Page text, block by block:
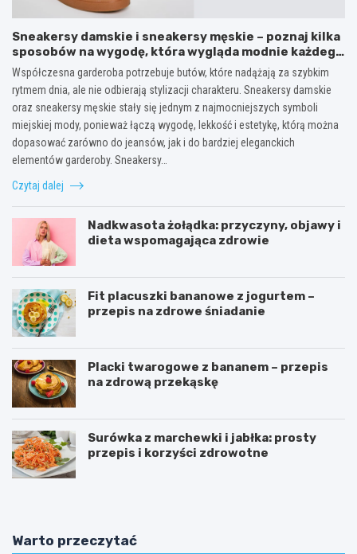
Sneakersy damskie i sneakersy męskie – poznaj kilka
sposobów na wygodę, która wygląda modnie każdego
dnia
Współczesna garderoba potrzebuje butów, które nadążają za szybkim
rytmem dnia, ale nie odbierają stylizacji charakteru. Sneakersy damskie
oraz sneakersy męskie stały się jednym z najmocniejszych symboli
miejskiej mody, ponieważ łączą wygodę, lekkość i estetykę, którą można
dopasować zarówno do jeansów, jak i do bardziej eleganckich
elementów garderoby. Sneakersy…
Czytaj dalej
Nadkwasota żołądka: przyczyny, objawy i
dieta wspomagająca zdrowie
Fit placuszki bananowe z jogurtem –
przepis na zdrowe śniadanie
Placki twarogowe z bananem – przepis
na zdrową przekąskę
Surówka z marchewki i jabłka: prosty
przepis i korzyści zdrowotne
Warto przeczytać